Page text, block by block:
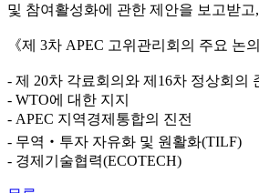
및 참여활성화에 관한 제안을 보고받
《제 3차 APEC 고위관리회의 주요 논
- 제 20차 각료회의와 제16차 정상회의
- WTO에 대한 지지
- APEC 지역경제통합의 진전
- 무역‧투자 자유화 및 원활화(TILF)
- 경제기술협력(ECOTECH)